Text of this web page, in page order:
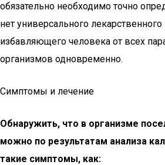
обязательно необходимо точно
нет универсального лекарственного
избавляющего человека от всех
организмов одновременно.
Симптомы и лечение
Обнаружить, что в организме
можно по результатам анализа
такие симптомы, как: